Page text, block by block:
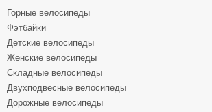
Горные велосипеды
Фэтбайки
Детские велосипеды
Женские велосипеды
Складные велосипеды
Двухподвесные велосипеды
Дорожные велосипеды